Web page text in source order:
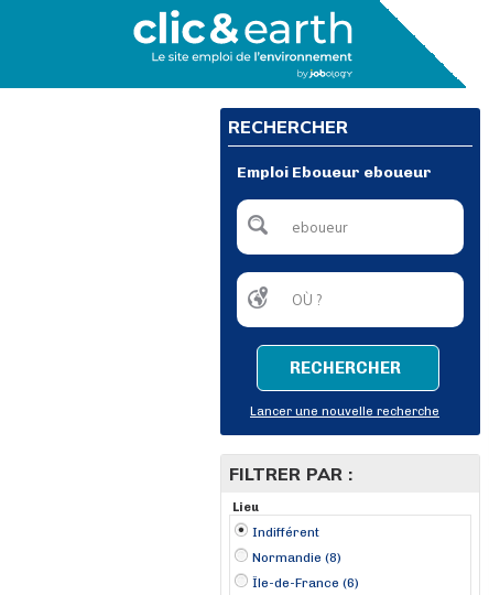
RECHERCHER
Emploi Eboueur eboueur
RECHERCHER
Lancer une nouvelle recherche
FILTRER PAR :
Lieu
Indifférent
Normandie (8)
Île-de-France (6)